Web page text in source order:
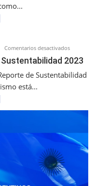
Comentarios desactivadosen
RUS:
su
2023
de Sustentabilidad
está...